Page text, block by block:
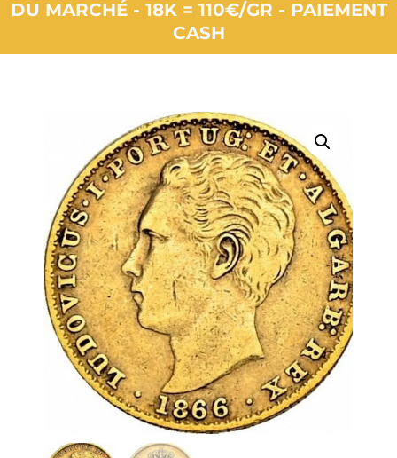
DU MARCHÉ - 18K = 110€/GR - PAIEMENT
CASH